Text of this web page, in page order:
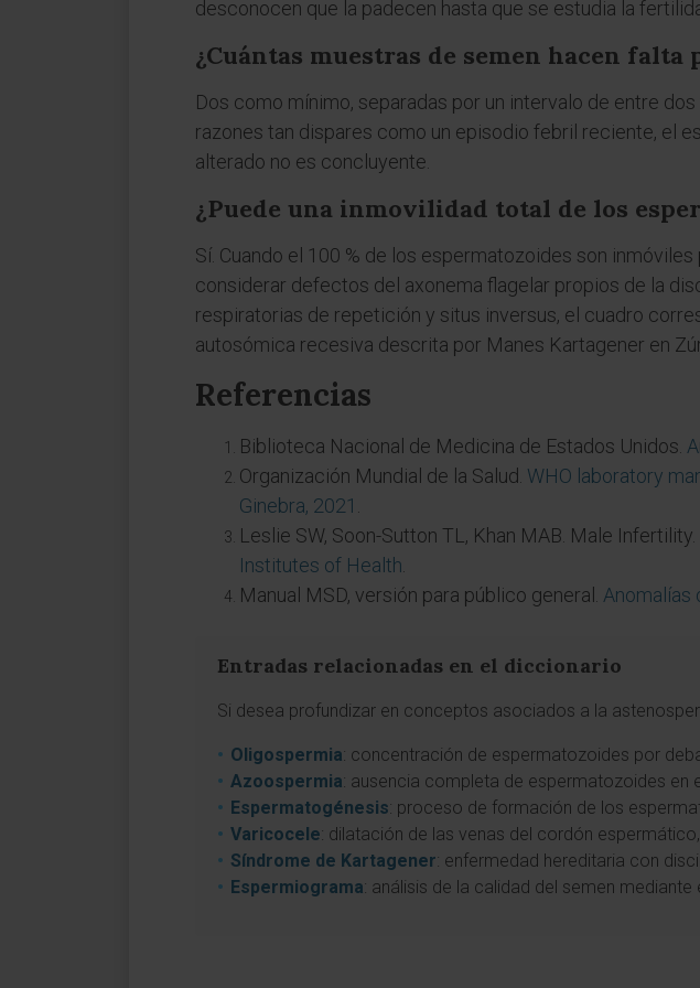
desconocen que la padecen hasta que se estudia la
¿Cuántas muestras de semen hacen
Dos como mínimo, separadas por un intervalo de entre
razones tan dispares como un episodio febril reciente, el
alterado no es concluyente.
¿Puede una inmovilidad total de los
Sí. Cuando el 100 % de los espermatozoides son
considerar defectos del axonema flagelar propios de la
respiratorias de repetición y situs inversus, el cuadro
autosómica recesiva descrita por Manes Kartagener en
Referencias
Biblioteca Nacional de Medicina de Estados Unidos.
Organización Mundial de la Salud. WHO laboratory
Ginebra, 2021
Leslie SW, Soon-Sutton TL, Khan MAB. Male Infertility.
Institutes of Health
Manual MSD, versión para público general. Anomalías
Entradas relacionadas en el diccionario
Si desea profundizar en conceptos asociados a la
Oligospermia: concentración de espermatozoides por
Azoospermia: ausencia completa de espermatozoides en
Espermatogénesis: proceso de formación de los
Varicocele: dilatación de las venas del cordón
Síndrome de Kartagener: enfermedad hereditaria con
Espermiograma: análisis de la calidad del semen